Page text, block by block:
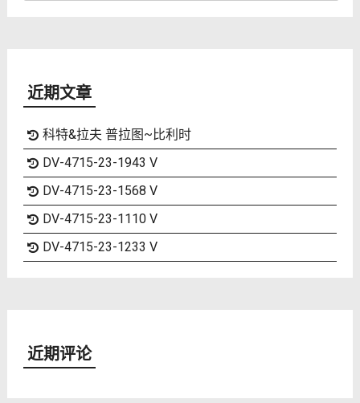
近期文章
科特&拉夫 普拉图~比利时
DV-4715-23-1943 V
DV-4715-23-1568 V
DV-4715-23-1110 V
DV-4715-23-1233 V
近期评论